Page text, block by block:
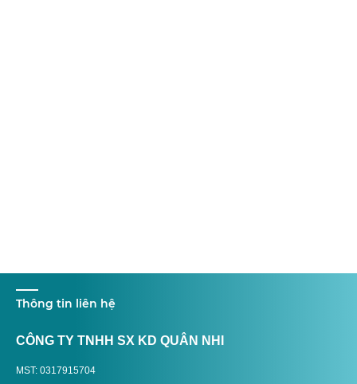
Thông tin liên hệ
CÔNG TY TNHH SX KD QUÂN NHI
MST: 0317915704